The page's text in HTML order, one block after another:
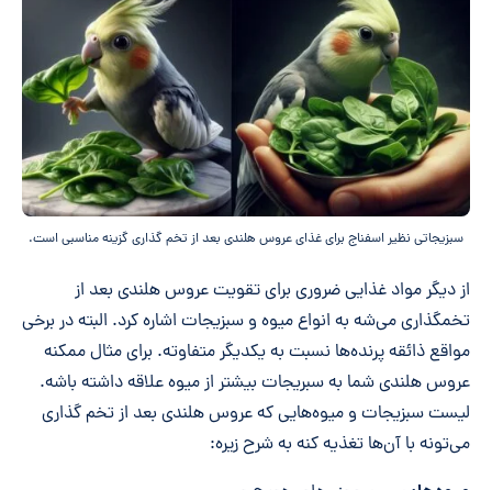
سبزیجاتی نظیر اسفناج برای غذای عروس هلندی بعد از تخم گذاری گزینه مناسبی است.
از دیگر مواد غذایی ضروری برای تقویت عروس هلندی بعد از
تخمگذاری می‌شه به انواع میوه و سبزیجات اشاره کرد. البته در برخی
مواقع ذائقه پرنده‌ها نسبت به یکدیگر متفاوته. برای مثال ممکنه
عروس هلندی شما به سبریجات بیشتر از میوه علاقه داشته باشه.
لیست سبزیجات و میوه‌هایی که عروس هلندی بعد از تخم گذاری
می‌تونه با آن‌ها تغذیه کنه به شرح زیره: